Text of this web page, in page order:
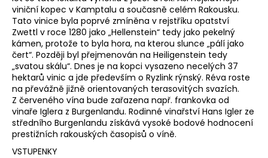
viniční kopec v Kamptalu a současně celém Rakousku.
Tato vinice byla poprvé zmíněna v rejstříku opatství
Zwettl v roce 1280 jako „Hellenstein“ tedy jako pekelný
kámen, protože to byla hora, na kterou slunce „pálí jako
čert“. Později byl přejmenován na Heiligenstein tedy
„svatou skálu“. Dnes je na kopci vysazeno necelých 37
hektarů vinic a jde především o Ryzlink rýnský. Réva roste
na převážně jižně orientovaných terasovitých svazích.
Z červeného vína bude zařazena např. frankovka od
vinaře Iglera z Burgenlandu. Rodinné vinařství Hans Igler ze
středního Burgenlandu získává vysoké bodové hodnocení
prestižních rakouských časopisů o víně.
VSTUPENKY
t
?
HLEDAT
D